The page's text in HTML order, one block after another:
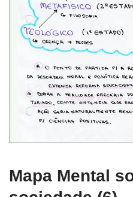
Mapa Mental